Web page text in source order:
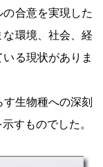
合意を実現した
環境、社会、経
る現状がありま
生物種への深刻
すものでした。